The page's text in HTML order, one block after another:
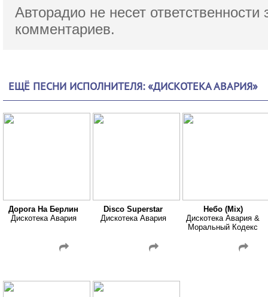
Авторадио не несет ответственности
комментариев.
ЕЩЁ ПЕСНИ ИСПОЛНИТЕЛЯ: «ДИСКОТЕКА АВАРИЯ»
Дорога На Берлин
Дискотека Авария
Disco Superstar
Дискотека Авария
Небо (Mix)
Дискотека Авария &
Моральный Кодекс